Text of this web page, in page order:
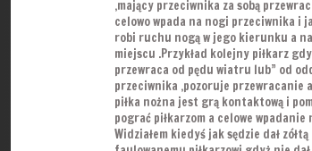
,mający przeciwnika za sobą
celowo wpada na nogi przeciwnika i
robi ruchu nogą w jego kierunku a
miejscu .Przykład kolejny piłkarz
przewraca od pędu wiatru lub” od
przeciwnika ,pozoruje przewracanie
piłka nożna jest grą kontaktową i
pograć piłkarzom a celowe
Widziałem kiedyś jak sędzie dał